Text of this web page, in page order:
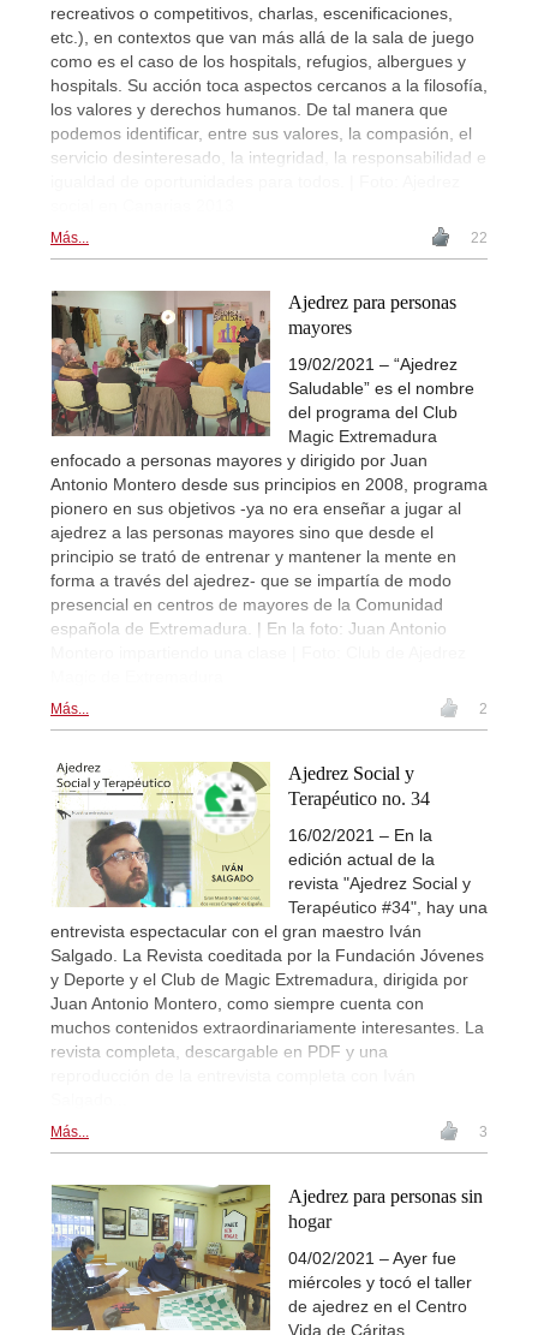
recreativos o competitivos, charlas, escenificaciones,
etc.), en contextos que van más allá de la sala de juego
como es el caso de los hospitals, refugios, albergues y
hospitals. Su acción toca aspectos cercanos a la filosofía,
los valores y derechos humanos. De tal manera que
podemos identificar, entre sus valores, la compasión, el
servicio desinteresado, la integridad, la responsabilidad e
Más... 22
Ajedrez para personas
mayores
19/02/2021 – “Ajedrez
Saludable” es el nombre
del programa del Club
Magic Extremadura
enfocado a personas mayores y dirigido por Juan
Antonio Montero desde sus principios en 2008, programa
pionero en sus objetivos -ya no era enseñar a jugar al
ajedrez a las personas mayores sino que desde el
principio se trató de entrenar y mantener la mente en
forma a través del ajedrez- que se impartía de modo
presencial en centros de mayores de la Comunidad
española de Extremadura. | En la foto: Juan Antonio
Más... 2
Ajedrez Social y
Terapéutico no. 34
16/02/2021 – En la
edición actual de la
revista "Ajedrez Social y
Terapéutico #34", hay una
entrevista espectacular con el gran maestro Iván
Salgado. La Revista coeditada por la Fundación Jóvenes
y Deporte y el Club de Magic Extremadura, dirigida por
Juan Antonio Montero, como siempre cuenta con
muchos contenidos extraordinariamente interesantes. La
revista completa, descargable en PDF y una
Más... 3
Ajedrez para personas sin
hogar
04/02/2021 – Ayer fue
miércoles y tocó el taller
de ajedrez en el Centro
Vida de Cáritas